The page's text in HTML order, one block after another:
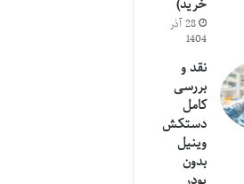
خرید)
28 آذر
1404
نقد و
بررسی
کامل
دستکش
وینیل
بدون